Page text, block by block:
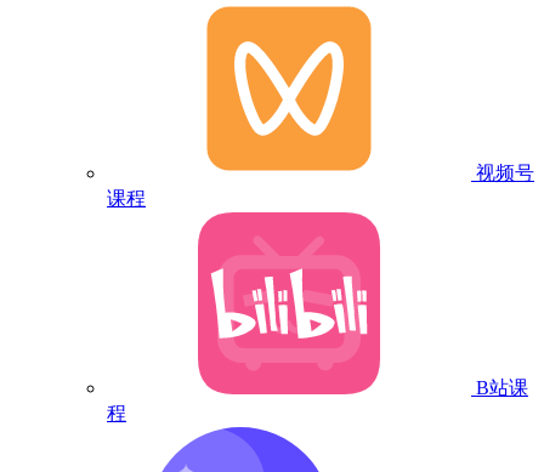
视频号
课程
B站课
程